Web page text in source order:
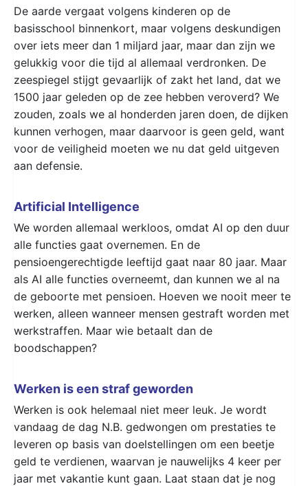
De aarde vergaat volgens kinderen op de
basisschool binnenkort, maar volgens deskundigen
over iets meer dan 1 miljard jaar, maar dan zijn we
gelukkig voor die tijd al allemaal verdronken. De
zeespiegel stijgt gevaarlijk of zakt het land, dat we
1500 jaar geleden op de zee hebben veroverd? We
zouden, zoals we al honderden jaren doen, de dijken
kunnen verhogen, maar daarvoor is geen geld, want
voor de veiligheid moeten we nu dat geld uitgeven
aan defensie.
Artificial Intelligence
We worden allemaal werkloos, omdat AI op den duur
alle functies gaat overnemen. En de
pensioengerechtigde leeftijd gaat naar 80 jaar. Maar
als AI alle functies overneemt, dan kunnen we al na
de geboorte met pensioen. Hoeven we nooit meer te
werken, alleen wanneer mensen gestraft worden met
werkstraffen. Maar wie betaalt dan de
boodschappen?
Werken is een straf geworden
Werken is ook helemaal niet meer leuk. Je wordt
vandaag de dag N.B. gedwongen om prestaties te
leveren op basis van doelstellingen om een beetje
geld te verdienen, waarvan je nauwelijks 4 keer per
jaar met vakantie kunt gaan. Laat staan dat je nog